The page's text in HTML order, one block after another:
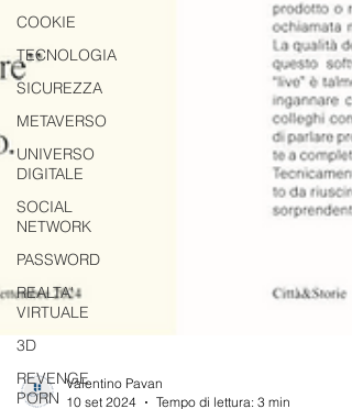
COOKIE
TECNOLOGIA
SICUREZZA
METAVERSO
UNIVERSO
DIGITALE
SOCIAL
NETWORK
PASSWORD
REALTA'
VIRTUALE
3D
REVENGE
PORN